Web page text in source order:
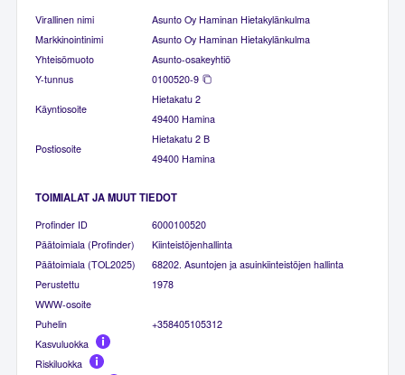
Virallinen nimi
Asunto Oy Haminan Hietakylänkulma
Markkinointinimi
Asunto Oy Haminan Hietakylänkulma
Yhteisömuoto
Asunto-osakeyhtiö
Y-tunnus
0100520-9
Käyntiosoite
Hietakatu 2
49400 Hamina
Postiosoite
Hietakatu 2 B
49400 Hamina
TOIMIALAT JA MUUT TIEDOT
Profinder ID
6000100520
Päätoimiala (Profinder)
Kiinteistöjenhallinta
Päätoimiala (TOL2025)
68202. Asuntojen ja asuinkiinteistöjen hallinta
Perustettu
1978
WWW-osoite
Puhelin
+358405105312
Kasvuluokka
Riskiluokka